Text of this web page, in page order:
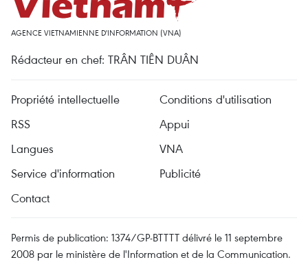
AGENCE VIETNAMIENNE D'INFORMATION (VNA)
Rédacteur en chef: TRÂN TIÊN DUÂN
Propriété intellectuelle
Conditions d'utilisation
RSS
Appui
Langues
VNA
Service d'information
Publicité
Contact
Permis de publication: 1374/GP-BTTTT délivré le 11 septembre
2008 par le ministère de l'Information et de la Communication.